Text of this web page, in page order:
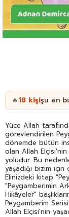
🔥18 kişişu an
Yüce Allah
görevlendirilen
dönemde bütün
olan Allah
yoludur. Bu
yaşadığı bizim
Elinizdeki kitap
"Peygamberimin
Hikâyeler"
Peygamberim
Allah Elçisi'nin